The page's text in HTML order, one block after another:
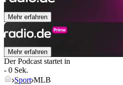
Mehr erfahren
Mehr erfahren
Der Podcast startet in
- 0 Sek.
Sport MLB